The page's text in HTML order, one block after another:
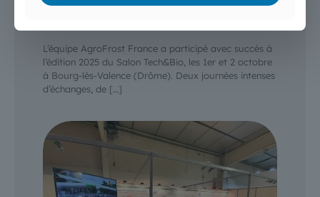
AgroFrost au Salon Tech&Bio 2025 — Bourg-
L’équipe AgroFrost France a participé avec succès à
l’édition 2025 du Salon Tech&Bio, les 1er et 2 octobre
à Bourg-lès-Valence (Drôme). Deux journées intenses
d’échanges, de […]